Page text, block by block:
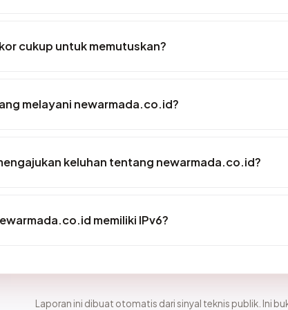
cukup untuk memutuskan?
melayani newarmada.co.id?
keluhan tentang newarmada.co.id?
memiliki IPv6?
Laporan ini dibuat otomatis dari sinyal teknis publik. Ini